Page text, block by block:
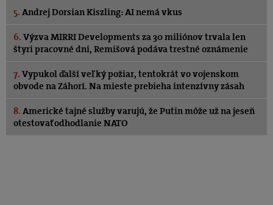
5. Andrej Dorsian Kiszling: AI nemá vkus
6. Výzva MIRRI Developments za 30 miliónov trvala len
štyri pracovné dni, Remišová podáva trestné oznámenie
7. Vypukol ďalší veľký požiar, tentokrát vo vojenskom
obvode na Záhorí. Na mieste prebieha intenzívny zásah
8. Americké tajné služby varujú, že Putin môže už na jeseň
otestovať odhodlanie NATO